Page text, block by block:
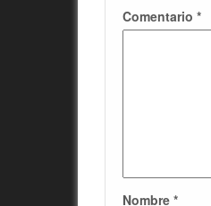
Comentario *
Nombre *